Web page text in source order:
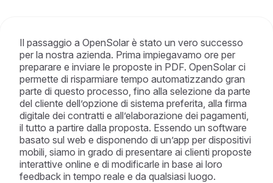
Il passaggio a OpenSolar è stato un vero successo
per la nostra azienda. Prima impiegavamo ore per
preparare e inviare le proposte in PDF. OpenSolar ci
permette di risparmiare tempo automatizzando gran
parte di questo processo, fino alla selezione da parte
del cliente dell’opzione di sistema preferita, alla firma
digitale dei contratti e all’elaborazione dei pagamenti,
il tutto a partire dalla proposta. Essendo un software
basato sul web e disponendo di un’app per dispositivi
mobili, siamo in grado di presentare ai clienti proposte
interattive online e di modificarle in base ai loro
feedback in tempo reale e da qualsiasi luogo.